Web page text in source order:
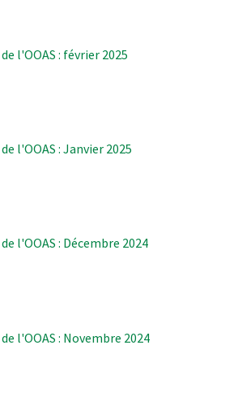
l'OOAS : février 2025
l'OOAS : Janvier 2025
l'OOAS : Décembre 2024
l'OOAS : Novembre 2024